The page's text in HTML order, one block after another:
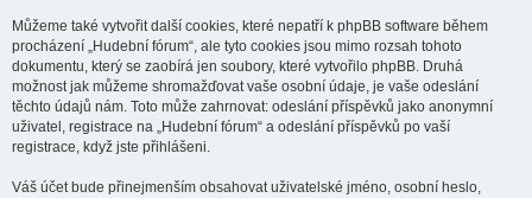
Můžeme také vytvořit další cookies, které nepatří k phpBB software během
procházení „Hudební fórum“, ale tyto cookies jsou mimo rozsah tohoto
dokumentu, který se zaobírá jen soubory, které vytvořilo phpBB. Druhá
možnost jak můžeme shromažďovat vaše osobní údaje, je vaše odeslání
těchto údajů nám. Toto může zahrnovat: odeslání příspěvků jako anonymní
uživatel, registrace na „Hudební fórum“ a odeslání příspěvků po vaší
registrace, když jste přihlášeni.
Váš účet bude přinejmenším obsahovat uživatelské jméno, osobní heslo,